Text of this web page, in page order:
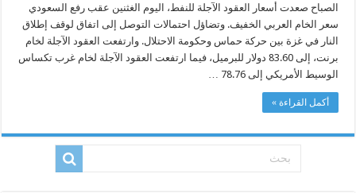
الصباح صعدت أسعار العقود الآجلة للنفط، اليوم الغثنين عقب رفع السعودي
سعر الخام العربي الخفيف. وتضاؤل احتمالات التوصل إلى اتفاق لوقف إطلاق
النار في غزة بين حركة حماس وحكومة الاحتلال. وارتفعت العقود الآجلة لخام
برنت، إلى 83.60 دولار للبرميل، فيما ارتفعت العقود الآجلة لخام غرب تكساس
الوسيط الأمريكي إلى 78.76 …
أكمل القراءة »